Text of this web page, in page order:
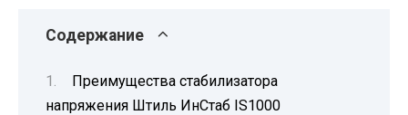
Содержание
Преимущества стабилизатора
напряжения Штиль ИнСтаб IS1000